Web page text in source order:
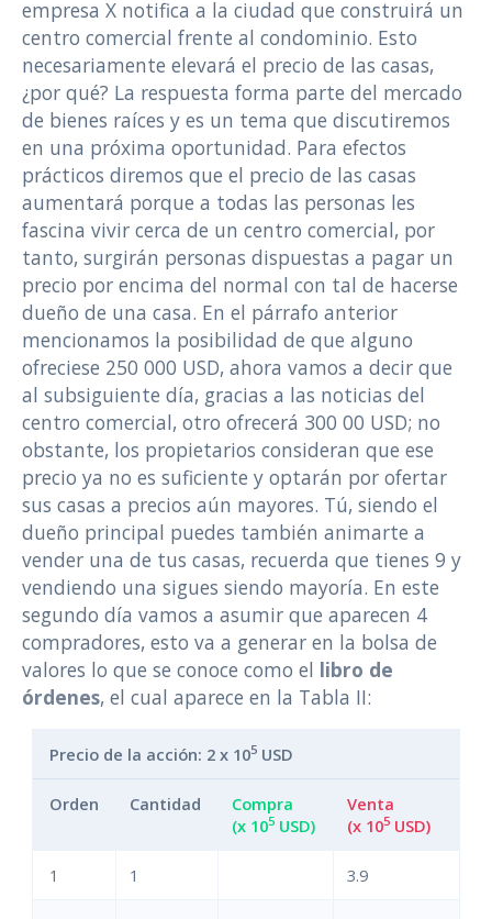
empresa X notifica a la ciudad que construirá un
centro comercial frente al condominio. Esto
necesariamente elevará el precio de las casas,
¿por qué? La respuesta forma parte del mercado
de bienes raíces y es un tema que discutiremos
en una próxima oportunidad. Para efectos
prácticos diremos que el precio de las casas
aumentará porque a todas las personas les
fascina vivir cerca de un centro comercial, por
tanto, surgirán personas dispuestas a pagar un
precio por encima del normal con tal de hacerse
dueño de una casa. En el párrafo anterior
mencionamos la posibilidad de que alguno
ofreciese 250 000 USD, ahora vamos a decir que
al subsiguiente día, gracias a las noticias del
centro comercial, otro ofrecerá 300 00 USD; no
obstante, los propietarios consideran que ese
precio ya no es suficiente y optarán por ofertar
sus casas a precios aún mayores. Tú, siendo el
dueño principal puedes también animarte a
vender una de tus casas, recuerda que tienes 9 y
vendiendo una sigues siendo mayoría. En este
segundo día vamos a asumir que aparecen 4
compradores, esto va a generar en la bolsa de
valores lo que se conoce como el libro de
órdenes, el cual aparece en la Tabla II:
Precio de la acción: 2 x 105 USD
Orden Cantidad
Compra
(x 105 USD)
Venta
(x 105 USD)
1 1 3.9